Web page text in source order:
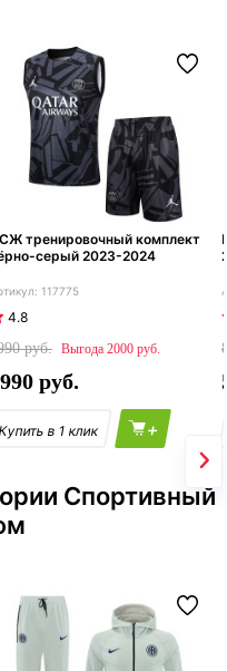
тренировочный комплект
серый 2023-2024
117775
4.8
2000
+
Спортивный